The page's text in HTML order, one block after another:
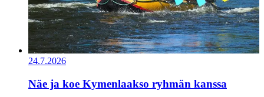
24.7.2026
Näe ja koe Kymenlaakso ryhmän kanssa